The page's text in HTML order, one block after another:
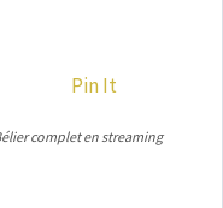
Pin It
complet en streaming